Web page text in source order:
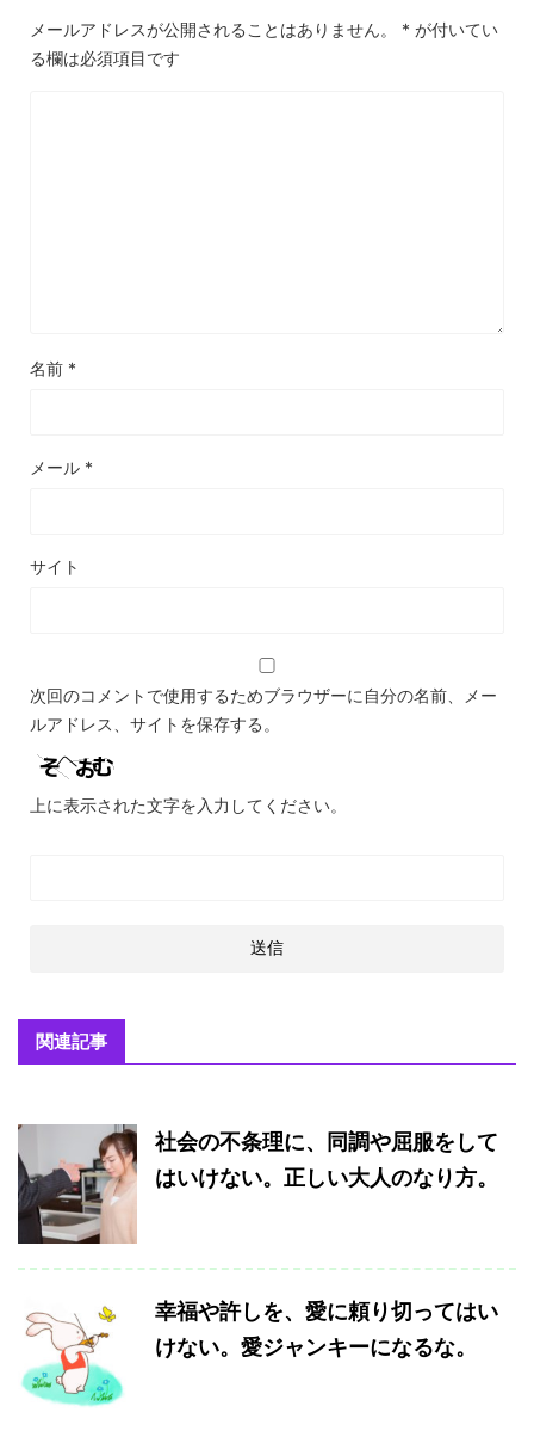
メールアドレスが公開されることはありません。 * が付いてい
る欄は必須項目です
名前 *
メール *
サイト
次回のコメントで使用するためブラウザーに自分の名前、メー
ルアドレス、サイトを保存する。
上に表示された文字を入力してください。
関連記事
社会の不条理に、同調や屈服をして
はいけない。正しい大人のなり方。
幸福や許しを、愛に頼り切ってはい
けない。愛ジャンキーになるな。